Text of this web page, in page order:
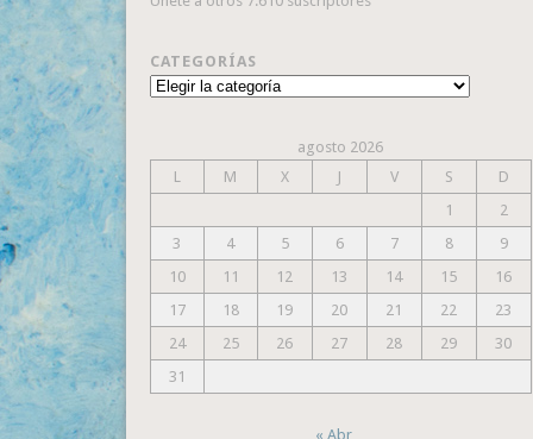
CATEGORÍAS
Categorías
agosto 2026
L
M X J V S
D
1
2
3
4 5 6 7 8
9
10
11 12 13 14 15
16
17
18 19 20 21 22
23
24
25 26 27 28 29
30
31
« Abr